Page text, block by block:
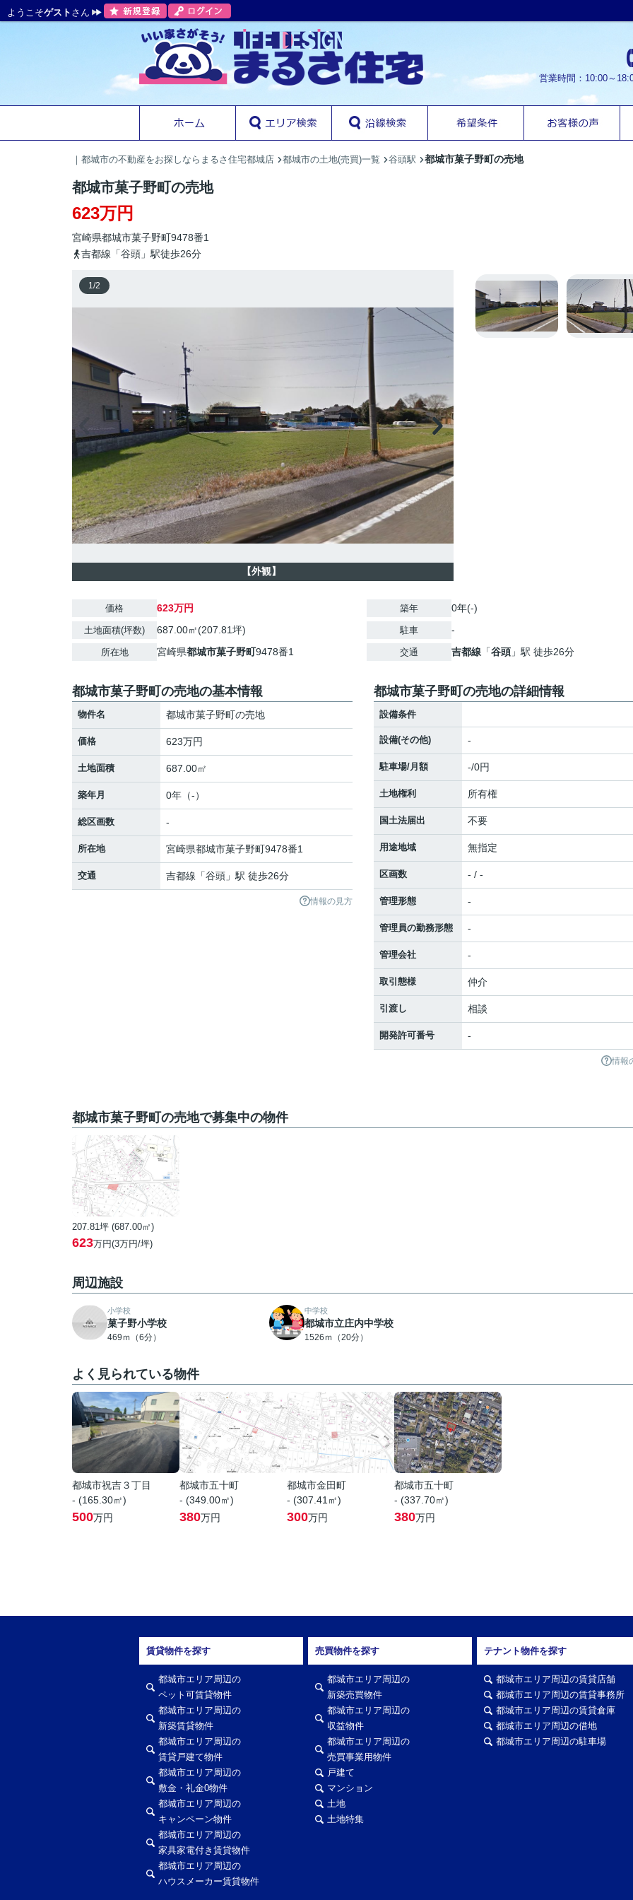
ようこそゲスト さん
営業時間：10:00～
｜都城市の不動産をお探しならまるさ住宅都城店 都城市の土地(売買)一覧 谷頭駅 都城市菓子野町の売地
都城市菓子野町の売地
623万円
宮崎県都城市菓子野町9478番1
吉都線「谷頭」駅徒歩26分
1/2
【外観】
価格 623万円
土地面積(坪数) 687.00㎡(207.81坪)
所在地 宮崎県都城市菓子野町9478番1
築年 0年(-)
駐車 -
交通 吉都線 「谷頭 」駅 徒歩26分
都城市菓子野町の売地の基本情報
物件名 都城市菓子野町の売地
価格 623万円
土地面積 687.00㎡
築年月 0年（-）
総区画数 -
所在地 宮崎県都城市菓子野町9478番1
交通 吉都線 「谷頭 」駅 徒歩26分
情報の見方
都城市菓子野町の売地の詳細情報
設備条件
設備(その他) -
駐車場/月額 -/0円
土地権利 所有権
国土法届出 不要
用途地域 無指定
区画数 - / -
管理形態 -
管理員の勤務形態 -
管理会社 -
取引態様 仲介
引渡し 相談
開発許可番号 -
情報
都城市菓子野町の売地で募集中の物件
207.81坪 (687.00㎡)
623万円(3万円/坪)
周辺施設
小学校
菓子野小学校
469ｍ（6分）
中学校
都城市立庄内中学校
1526ｍ（20分）
よく見られている物件
都城市祝吉３丁目
- (165.30㎡)
500万円
都城市五十町
- (349.00㎡)
380万円
都城市金田町
- (307.41㎡)
300万円
都城市五十町
- (337.70㎡)
380万円
賃貸物件を探す
都城市エリア周辺の
ペット可賃貸物件
都城市エリア周辺の
新築賃貸物件
都城市エリア周辺の
賃貸戸建て物件
都城市エリア周辺の
敷金・礼金0物件
都城市エリア周辺の
キャンペーン物件
都城市エリア周辺の
家具家電付き賃貸物件
都城市エリア周辺の
ハウスメーカー賃貸物件
売買物件を探す
都城市エリア周辺の
新築売買物件
都城市エリア周辺の
収益物件
都城市エリア周辺の
売買事業用物件
戸建て
マンション
土地
土地特集
テナント物件を探す
都城市エリア周辺の賃貸店舗
都城市エリア周辺の賃貸事務所
都城市エリア周辺の賃貸倉庫
都城市エリア周辺の借地
都城市エリア周辺の駐車場